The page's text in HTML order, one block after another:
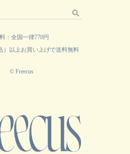
：全国一律770円
）以上お買い上げで送料無料
© Freecus